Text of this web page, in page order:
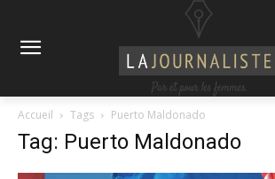
Accueil Tags Puerto Maldonado
Tag: Puerto Maldonado